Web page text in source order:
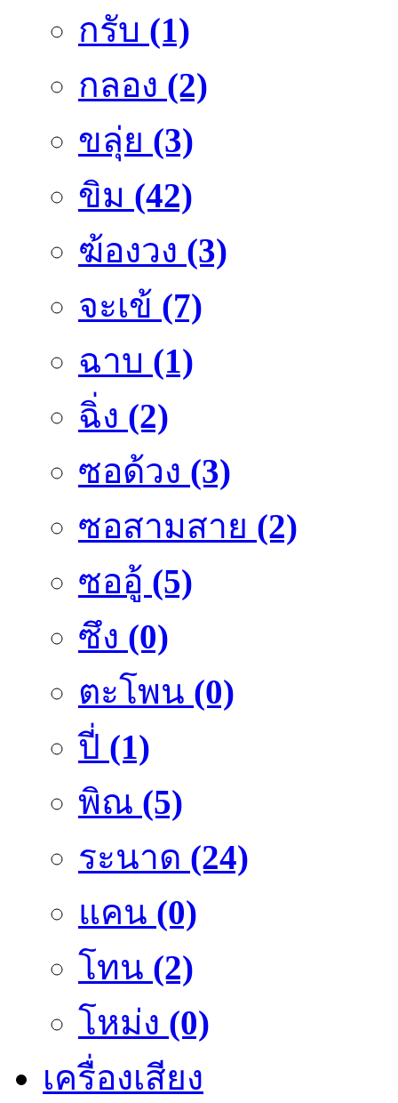
กรับ (1)
กลอง (2)
ขลุ่ย (3)
ขิม (42)
ฆ้องวง (3)
จะเข้ (7)
ฉาบ (1)
ฉิ่ง (2)
ซอด้วง (3)
ซอสามสาย (2)
ซออู้ (5)
ซึง (0)
ตะโพน (0)
ปี่ (1)
พิณ (5)
ระนาด (24)
แคน (0)
โทน (2)
โหม่ง (0)
เครื่องเสียง